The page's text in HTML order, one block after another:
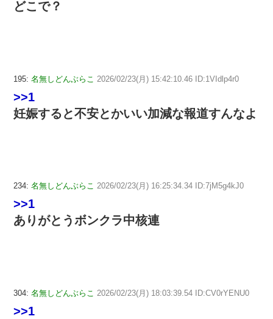
どこで？
195: 名無しどんぶらこ 2026/02/23(月) 15:42:10.46 ID:1VIdlp4r0
>>1
妊娠すると不安とかいい加減な報道すんなよ
234: 名無しどんぶらこ 2026/02/23(月) 16:25:34.34 ID:7jM5g4kJ0
>>1
ありがとうボンクラ中核連
304: 名無しどんぶらこ 2026/02/23(月) 18:03:39.54 ID:CV0rYENU0
>>1